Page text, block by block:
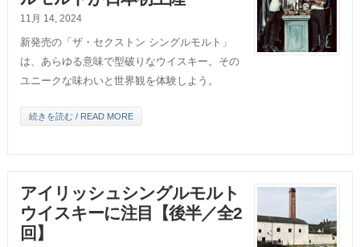
11月 14, 2024
新発売の「ザ・セクストン シングルモルト」
は、あらゆる意味で型破りなウイスキー。その
ユニークな味わいと世界観を体験しよう。
続きを読む / READ MORE
アイリッシュシングルモルト
ウイスキーに注目【後半／全2
回】